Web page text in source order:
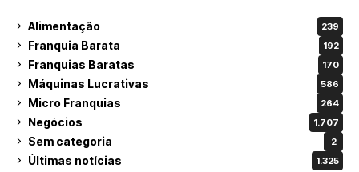
Alimentação 239
Franquia Barata 192
Franquias Baratas 170
Máquinas Lucrativas 586
Micro Franquias 264
Negócios 1.707
Sem categoria 2
Últimas notícias 1.325